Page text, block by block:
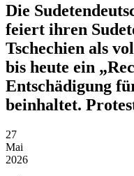
Die
feiert ihren
Tschechien als
bis heute ein
Entschädigung
beinhaltet.
27
Mai
2026